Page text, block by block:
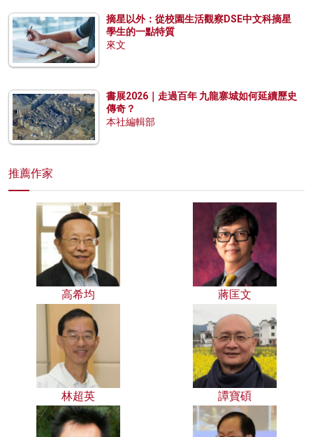
摘星以外：從校園生活觀察DSE中文科摘星
學生的一點特質
來文
書展2026｜走過百年 九龍寨城如何延續歷史
傳奇？
本社編輯部
推薦作家
高希均 蔣匡文
林超英 譚寶碩